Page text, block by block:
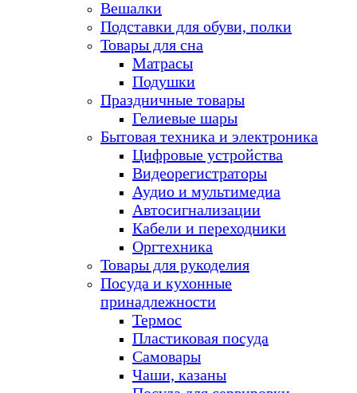
Вешалки
Подставки для обуви, полки
Товары для сна
Матрасы
Подушки
Праздничные товары
Гелиевые шары
Бытовая техника и электроника
Цифровые устройства
Видеорегистраторы
Аудио и мультимедиа
Автосигнализации
Кабели и переходники
Оргтехника
Товары для рукоделия
Посуда и кухонные
принадлежности
Термос
Пластиковая посуда
Самовары
Чаши, казаны